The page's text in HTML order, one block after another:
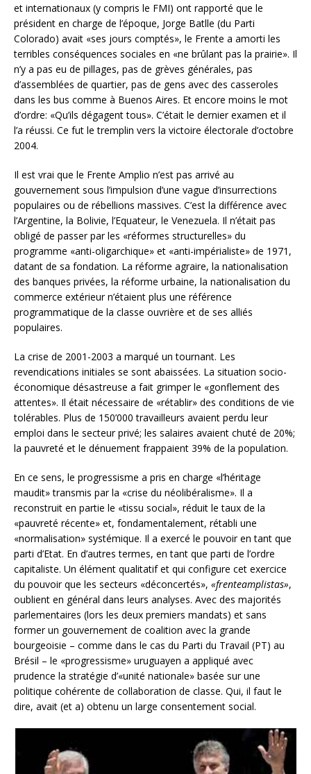
et internationaux (y compris le FMI) ont rapporté que le
président en charge de l’époque, Jorge Batlle (du Parti
Colorado) avait «ses jours comptés», le Frente a amorti les
terribles conséquences sociales en «ne brûlant pas la prairie». Il
n’y a pas eu de pillages, pas de grèves générales, pas
d’assemblées de quartier, pas de gens avec des casseroles
dans les bus comme à Buenos Aires. Et encore moins le mot
d’ordre: «Qu’ils dégagent tous». C’était le dernier examen et il
l’a réussi. Ce fut le tremplin vers la victoire électorale d’octobre
2004.
Il est vrai que le Frente Amplio n’est pas arrivé au
gouvernement sous l’impulsion d’une vague d’insurrections
populaires ou de rébellions massives. C’est la différence avec
l’Argentine, la Bolivie, l’Equateur, le Venezuela. Il n’était pas
obligé de passer par les «réformes structurelles» du
programme «anti-oligarchique» et «anti-impérialiste» de 1971,
datant de sa fondation. La réforme agraire, la nationalisation
des banques privées, la réforme urbaine, la nationalisation du
commerce extérieur n’étaient plus une référence
programmatique de la classe ouvrière et de ses alliés
populaires.
La crise de 2001-2003 a marqué un tournant. Les
revendications initiales se sont abaissées. La situation socio-
économique désastreuse a fait grimper le «gonflement des
attentes». Il était nécessaire de «rétablir» des conditions de vie
tolérables. Plus de 150’000 travailleurs avaient perdu leur
emploi dans le secteur privé; les salaires avaient chuté de 20%;
la pauvreté et le dénuement frappaient 39% de la population.
En ce sens, le progressisme a pris en charge «l’héritage
maudit» transmis par la «crise du néolibéralisme». Il a
reconstruit en partie le «tissu social», réduit le taux de la
«pauvreté récente» et, fondamentalement, rétabli une
«normalisation» systémique. Il a exercé le pouvoir en tant que
parti d’Etat. En d’autres termes, en tant que parti de l’ordre
capitaliste. Un élément qualitatif et qui configure cet exercice
du pouvoir que les secteurs «déconcertés», «frenteamplistas»,
oublient en général dans leurs analyses. Avec des majorités
parlementaires (lors les deux premiers mandats) et sans
former un gouvernement de coalition avec la grande
bourgeoisie – comme dans le cas du Parti du Travail (PT) au
Brésil – le «progressisme» uruguayen a appliqué avec
prudence la stratégie d’«unité nationale» basée sur une
politique cohérente de collaboration de classe. Qui, il faut le
dire, avait (et a) obtenu un large consentement social.